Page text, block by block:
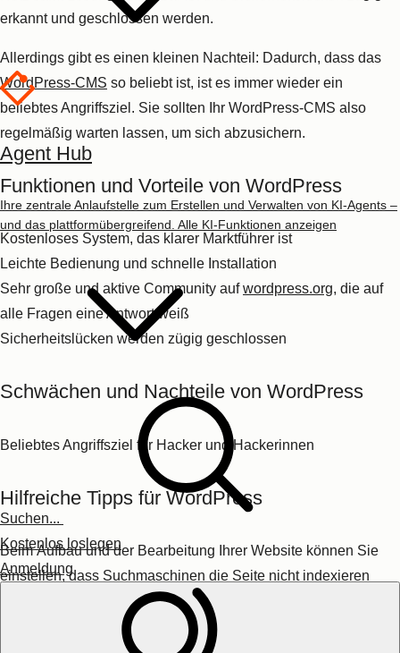
Agent Hub
Ihre zentrale Anlaufstelle zum Erstellen und Verwalten von KI-Agents –
und das plattformübergreifend. Alle KI-Funktionen anzeigen
Suchen...
Kostenlos loslegen
Anmeldung
3. Shopify
Wie der Name schon vermuten lässt, richtet sich
allem anOnlineshop-Betreiberinnen und -Betreiber. Für das
Webdesign bietet Ihnen das Programm eine große Auswahl an
mobil-optimierten Designsund eignet sich aufgrund seiner
Benutzerfreundlichkeit
auch für E-Commerce-Beginner und -
Beginnerinnen.
Besonders erfreulich: Shopify ist seit einigen Jahren auch
Deutsch verfügbar .
Funktionen und Vorteile von Shopify
Perfektes CMS fürOnlineshopsund zum Verkauf von
Große Auswahl anDesignsund auch Plugins
Funktionen
Schneller und guterSupport
Schwächen und Nachteile von Shopify